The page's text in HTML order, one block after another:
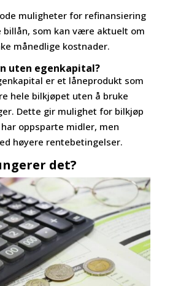
muligheter for refinansiering
billån, som kan være aktuelt om
månedlige kostnader.
uten egenkapital?
er et låneprodukt som
hele bilkjøpet uten å bruke
Dette gir mulighet for bilkjøp
oppsparte midler, men
høyere rentebetingelser.
det?